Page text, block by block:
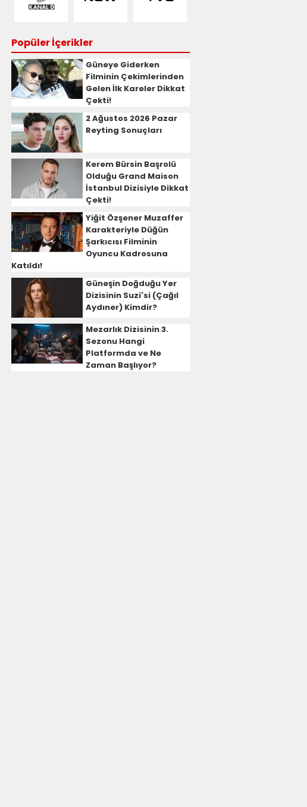
Popüler İçerikler
Güneye Giderken
Filminin Çekimlerinden
Gelen İlk Kareler Dikkat
Çekti!
2 Ağustos 2026 Pazar
Reyting Sonuçları
Kerem Bürsin Başrolü
Olduğu Grand Maison
İstanbul Dizisiyle Dikkat
Çekti!
Yiğit Özşener Muzaffer
Karakteriyle Düğün
Şarkıcısı Filminin
Oyuncu Kadrosuna
Katıldı!
Güneşin Doğduğu Yer
Dizisinin Suzi'si (Çağıl
Aydıner) Kimdir?
Mezarlık Dizisinin 3.
Sezonu Hangi
Platformda ve Ne
Zaman Başlıyor?